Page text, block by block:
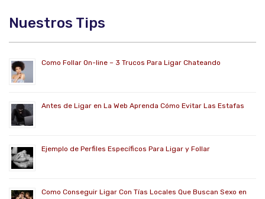
Nuestros Tips
Como Follar On-line – 3 Trucos Para Ligar Chateando
Antes de Ligar en La Web Aprenda Cómo Evitar Las Estafas
Ejemplo de Perfiles Específicos Para Ligar y Follar
Como Conseguir Ligar Con Tías Locales Que Buscan Sexo en